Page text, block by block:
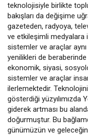
teknolojisiyle birlikte
bakışları da değişime
gazeteden, radyoya,
ve etkileşimli medyalara
sistemler ve araçlar
yenilikleri de
ekonomik, siyasi,
sistemler ve araçlar
ilerlemektedir.
gösterdiği yüzyılımızda
giderek artması bu
doğurmuştur. Bu
günümüzün ve